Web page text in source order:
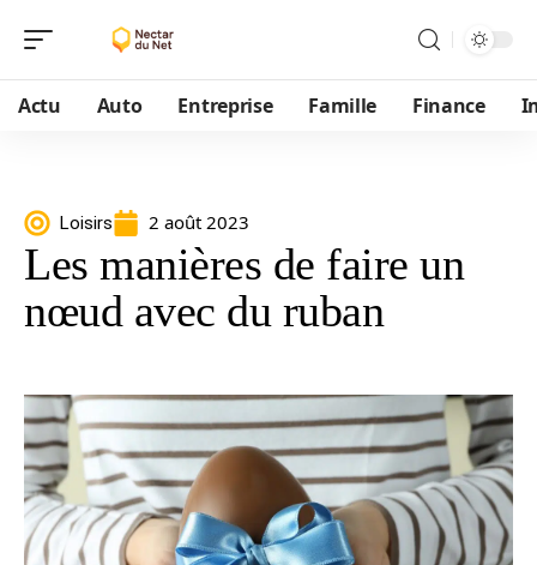
Actu Auto Entreprise Famille Finance
Loisirs 2 août 2023
Les manières de faire un
nœud avec du ruban